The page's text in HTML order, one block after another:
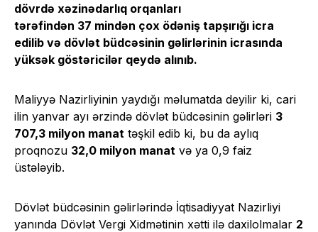
dövrdə xəzinədarlıq orqanları
tərəfindən 37 mindən çox ödəniş tapşırığı icra
edilib və dövlət büdcəsinin gəlirlərinin icrasında
yüksək göstəricilər qeydə alınıb.
Maliyyə Nazirliyinin yaydığı məlumatda deyilir ki, cari
ilin yanvar ayı ərzində dövlət büdcəsinin gəlirləri 3
707,3 milyon manat təşkil edib ki, bu da aylıq
proqnozu 32,0 milyon manat və ya 0,9 faiz
üstələyib.
Dövlət büdcəsinin gəlirlərində İqtisadiyyat Nazirliyi
yanında Dövlət Vergi Xidmətinin xətti ilə daxilolmalar 2